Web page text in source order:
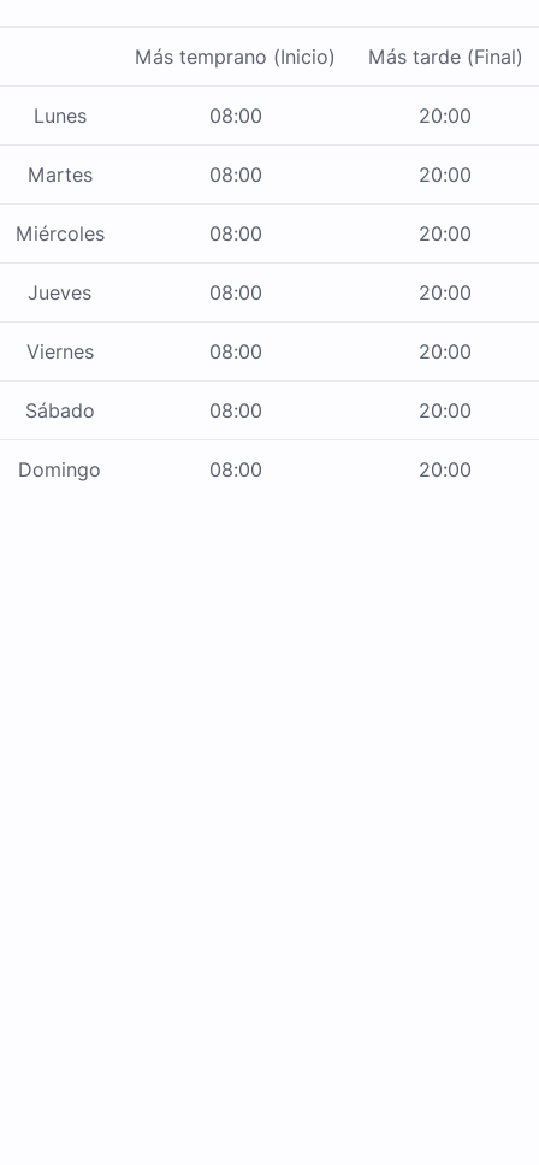
Más temprano (Inicio) Más tarde (Final)
Lunes 08:00 20:00
Martes 08:00 20:00
Miércoles 08:00 20:00
Jueves 08:00 20:00
Viernes 08:00 20:00
Sábado 08:00 20:00
Domingo 08:00 20:00